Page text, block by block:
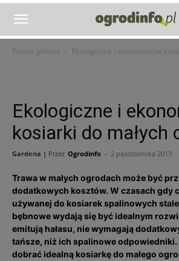
Strona główna Ekologiczne i ekonomiczne
Ekologiczne i
kosiarki do małych
Gardena | Przez Ogrodinfo - 2 października 2013
Trawa w małych ogrodach może być
dodatkowych kosztów. W czasach gdy
używanej do kosiarek spalinowych
bębnowe wydają się być idealnym
emitują hałasu, nie wymagają
tańsze, niż ich spalinowe odpowiedniki.
dobrać idealną kosiarkę do małego